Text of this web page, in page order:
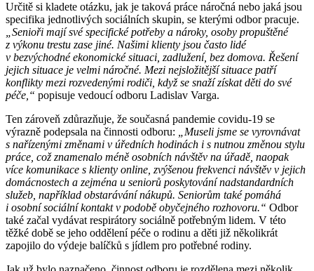
Určitě si kladete otázku, jak je taková práce náročná nebo jaká jsou
specifika jednotlivých sociálních skupin, se kterými odbor pracuje.
„Senioři mají své specifické potřeby a nároky, osoby propuštěné
z výkonu trestu zase jiné. Našimi klienty jsou často lidé
v bezvýchodné ekonomické situaci, zadlužení, bez domova. Řešení
jejich situace je velmi náročné. Mezi nejsložitější situace patří
konflikty mezi rozvedenými rodiči, když se snaží získat děti do své
péče,“ popisuje vedoucí odboru Ladislav Varga.
Ten zároveň zdůrazňuje, že současná pandemie covidu-19 se
výrazně podepsala na činnosti odboru: „Museli jsme se vyrovnávat
s nařízenými změnami v úředních hodinách i s nutnou změnou stylu
práce, což znamenalo méně osobních návštěv na úřadě, naopak
více komunikace s klienty online, zvýšenou frekvenci návštěv v jejich
domácnostech a zejména u seniorů poskytování nadstandardních
služeb, například obstarávání nákupů. Seniorům také pomáhá
i osobní sociální kontakt v podobě obyčejného rozhovoru.“ Odbor
také začal vydávat respirátory sociálně potřebným lidem. V této
těžké době se jeho oddělení péče o rodinu a děti již několikrát
zapojilo do výdeje balíčků s jídlem pro potřebné rodiny.